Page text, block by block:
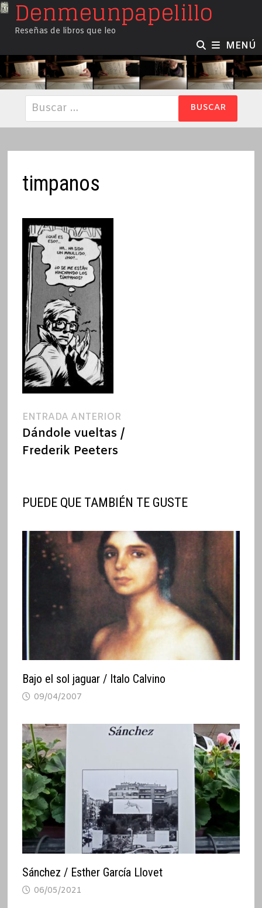
SaltarDenmeunpapelillo
Reseñas de libros que leo
MENÚ
Buscar:
timpanos
Navegación
de
ENTRADA ANTERIOREntrada
anterior:
Dándole vueltas /
Frederik Peeters
PUEDE QUE TAMBIÉN TE GUSTE
Bajo el sol jaguar / Italo Calvino
09/04/2007
Sánchez / Esther García Llovet
06/05/2021